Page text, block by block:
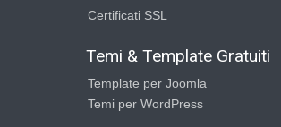
Certificati SSL
Temi & Template Gratuiti
Template per Joomla
Temi per WordPress